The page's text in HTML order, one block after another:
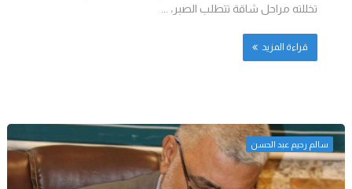
تخللته مراحل شاقة تتطلب الصبر، ...
قراءة المزيد
سالم رحيم عبد الحسن